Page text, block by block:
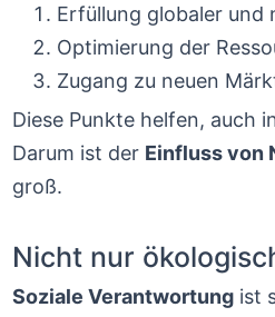
Erfüllung globaler und
Optimierung der
Zugang zu neuen
Diese Punkte helfen, auch
Darum ist der Einfluss von
groß.
Nicht nur
Soziale Verantwortung ist